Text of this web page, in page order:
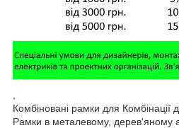
Комбіновані рамки для Комбінації
Рамки в металевому, дерев'яному